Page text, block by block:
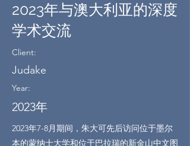
2023年与澳大利亚的深度
学术交流
Client:
Judake
Year:
2023年
2023年7-8月期间，朱大可先后访问位于墨尔
本的蒙纳士大学和位于巴拉瑞的新金山中文图